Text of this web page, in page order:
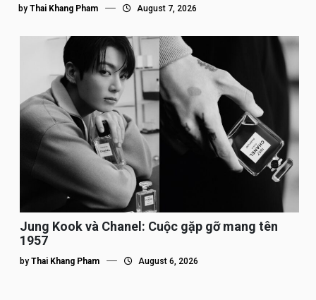
by Thai Khang Pham August 7, 2026
Jung Kook và Chanel: Cuộc gặp gỡ mang tên
1957
by Thai Khang Pham August 6, 2026